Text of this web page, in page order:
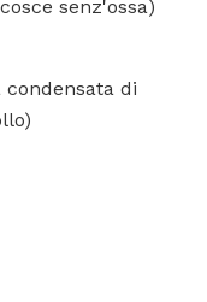
senz'ossa)
condensata di